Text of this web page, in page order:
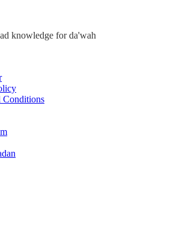
knowledge for da'wah
Conditions